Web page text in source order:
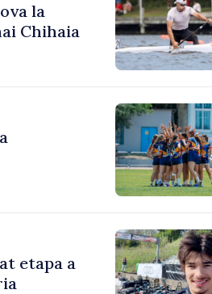
la
Chihaia
etapa a